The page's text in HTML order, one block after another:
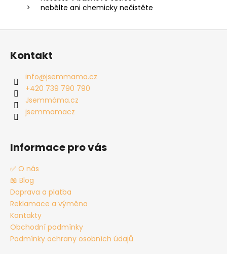
nebělte ani chemicky nečistěte
Z
Kontakt
info@jsemmama.cz
+420 739 790 790
Jsemmáma.cz
jsemmamacz
Informace pro vás
✅ O nás
📖 Blog
Doprava a platba
Reklamace a výměna
Kontakty
Obchodní podmínky
Podmínky ochrany osobních údajů